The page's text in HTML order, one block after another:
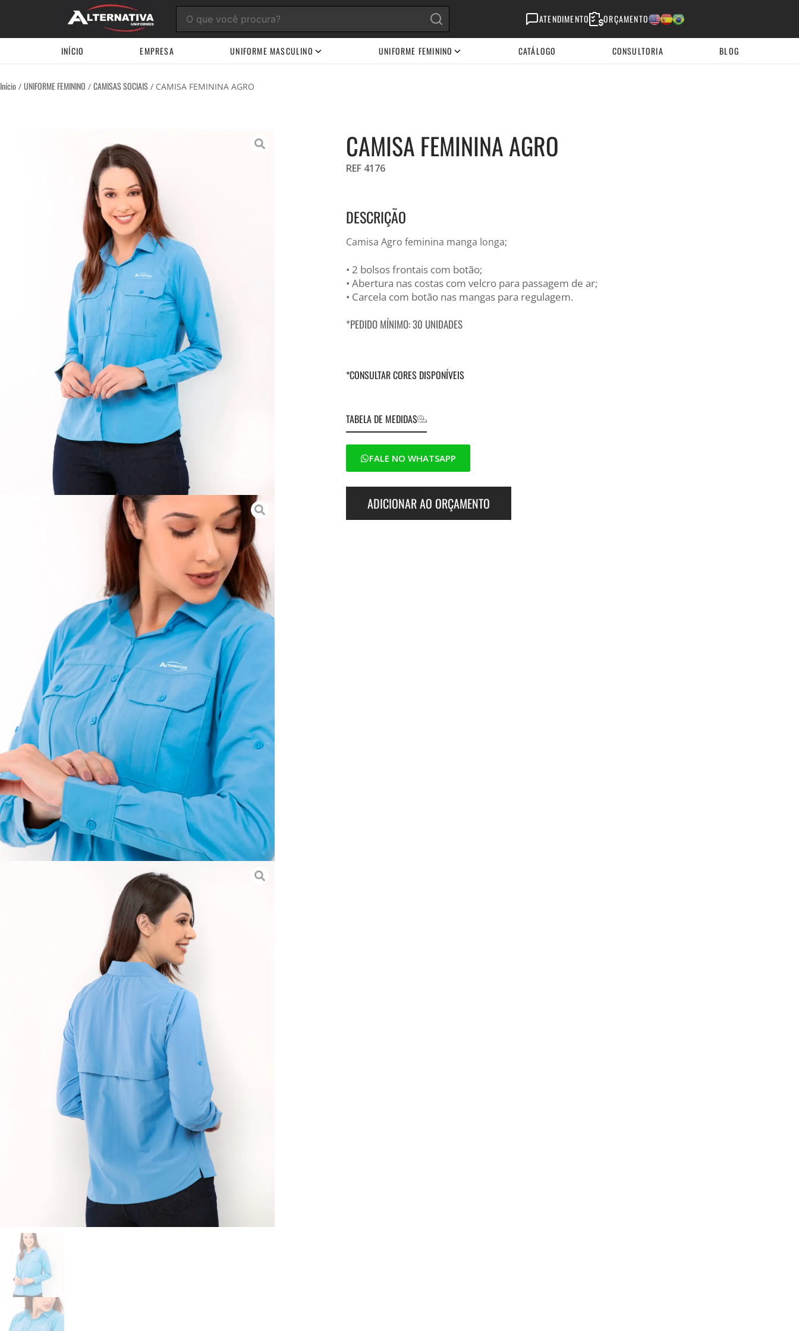
ATENDIMENTO
ORÇAMENTO
EnglishEspanholPortugues
INÍCIO
EMPRESA UNIFORME MASCULINO UNIFORME FEMININO CATÁLOGO CONSULTORIA BLOG
Início / UNIFORME FEMININO / CAMISAS SOCIAIS / CAMISA FEMININA AGRO
CAMISA FEMININA AGRO
REF 4176
DESCRIÇÃO
Camisa Agro feminina manga longa;
• 2 bolsos frontais com botão;
• Abertura nas costas com velcro para passagem de ar;
• Carcela com botão nas mangas para regulagem.
*PEDIDO MÍNIMO: 30 UNIDADES
*CONSULTAR CORES DISPONÍVEIS
TABELA DE MEDIDAS
FALE NO WHATSAPP
ADICIONAR AO ORÇAMENTO